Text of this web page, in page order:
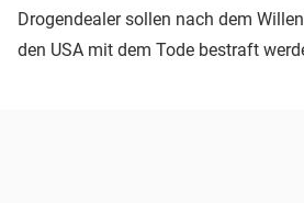
Drogendealer sollen nach dem
den USA mit dem Tode bestraft